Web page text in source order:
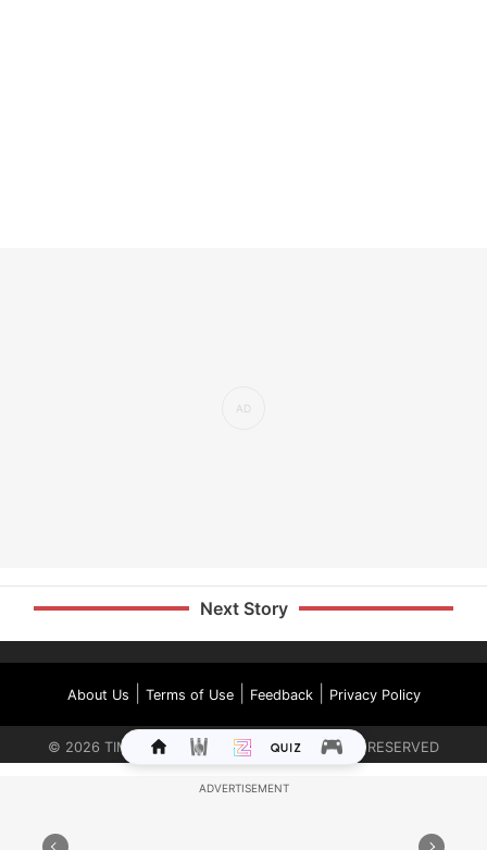
Next Story
About Us Terms of Use| Feedback| Privacy Policy
© 2026 TIMES INTERNET LIMITED. ALL RIGHTS RESERVED